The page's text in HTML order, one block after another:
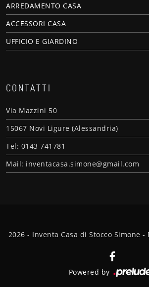
ARREDAMENTO CASA
ACCESSORI CASA
UFFICIO E GIARDINO
CONTATTI
Via Mazzini 50
15067 Novi Ligure (Alessandria)
Tel: 0143 741781
Mail: inventacasa.simone@gmail.com
2026 - Inventa Casa di Stocco Simone -
Powered by